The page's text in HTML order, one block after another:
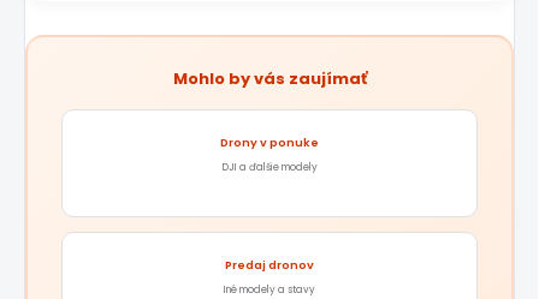
Mohlo by vás zaujímať
Drony v ponuke
DJI a ďalšie modely
Predaj dronov
Iné modely a stavy